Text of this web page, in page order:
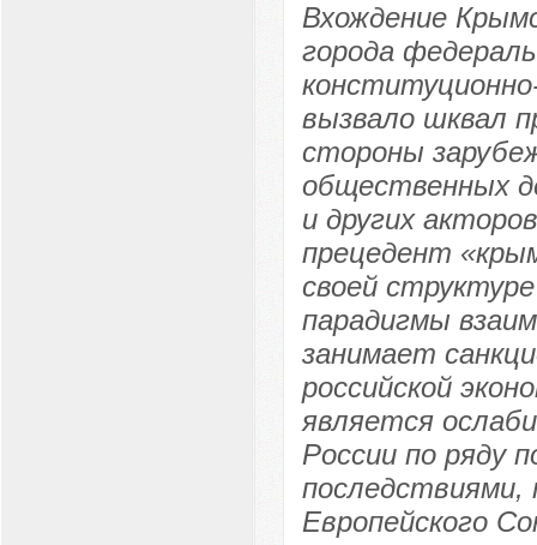
Вхождение
города
вызвало шквал
стороны
общественных
и других
прецедент
своей
парадигмы
занимает
российской
является
России по ряду
Европейского